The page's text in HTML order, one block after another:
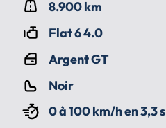
8.900 km
Flat 6 4.0
Argent GT
Noir
0 à 100 km/h en 3,3 s